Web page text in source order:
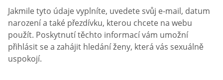
Jakmile tyto údaje vyplníte, uvedete svůj e-mail, datum
narození a také přezdívku, kterou chcete na webu
použít. Poskytnutí těchto informací vám umožní
přihlásit se a zahájit hledání ženy, která vás sexuálně
uspokojí.